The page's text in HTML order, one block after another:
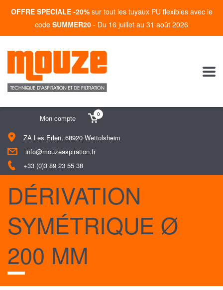
OFFRE SPECIALE -20% sur tout les tuyaux PU flexibles avec le
code SUMMER20 - Du 16 juillet au 31 août 2026
ZA Les Erlen, 68920 Wettolsheim
info@mouzeaspiration.fr
+33 (0)3 89 23 55 38
Mon compte 0
DÉRIVATION
SYMÉTRIQUE Ø
200 MM